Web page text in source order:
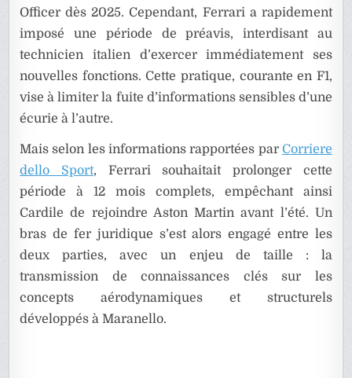
Officer dès 2025. Cependant, Ferrari a rapidement
imposé une période de préavis, interdisant au
technicien italien d’exercer immédiatement ses
nouvelles fonctions. Cette pratique, courante en F1,
vise à limiter la fuite d’informations sensibles d’une
écurie à l’autre.
Mais selon les informations rapportées par Corriere
dello Sport, Ferrari souhaitait prolonger cette
période à 12 mois complets, empêchant ainsi
Cardile de rejoindre Aston Martin avant l’été. Un
bras de fer juridique s’est alors engagé entre les
deux parties, avec un enjeu de taille : la
transmission de connaissances clés sur les
concepts aérodynamiques et structurels
développés à Maranello.